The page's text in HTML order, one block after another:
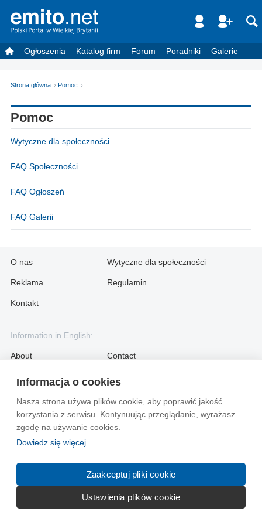
Informacja o cookies
Nasza strona używa plików cookie, aby poprawić jakość
korzystania z serwisu. Kontynuując przeglądanie, wyrażasz
zgodę na używanie cookies.
Dowiedz się więcej
Zaakceptuj pliki cookie
Ustawienia plików cookie
Ogłoszenia Katalog firm Forum Poradniki Galerie
Strona główna Pomoc
Pomoc
Wytyczne dla społeczności
FAQ Społeczności
FAQ Ogłoszeń
FAQ Galerii
O nas
Reklama
Kontakt
Wytyczne dla społeczności
Regulamin
Information in English:
About
Advertise
Contact
© 2004-2026 Emito.net